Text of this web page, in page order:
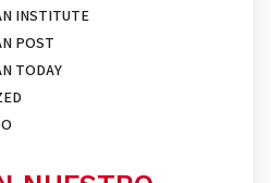
INSTITUTE
POST
TODAY